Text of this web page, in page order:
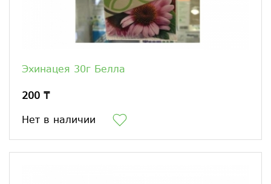
Эхинацея 30г Белла
200 ₸
Нет в наличии